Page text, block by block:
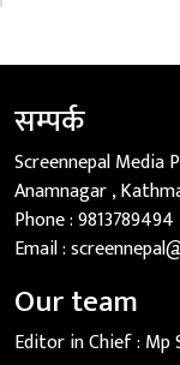
सम्पर्क
Screennepal Media
Anamnagar ,
Phone :9813789494
Email :
Our team
Editor in Chief : Mp